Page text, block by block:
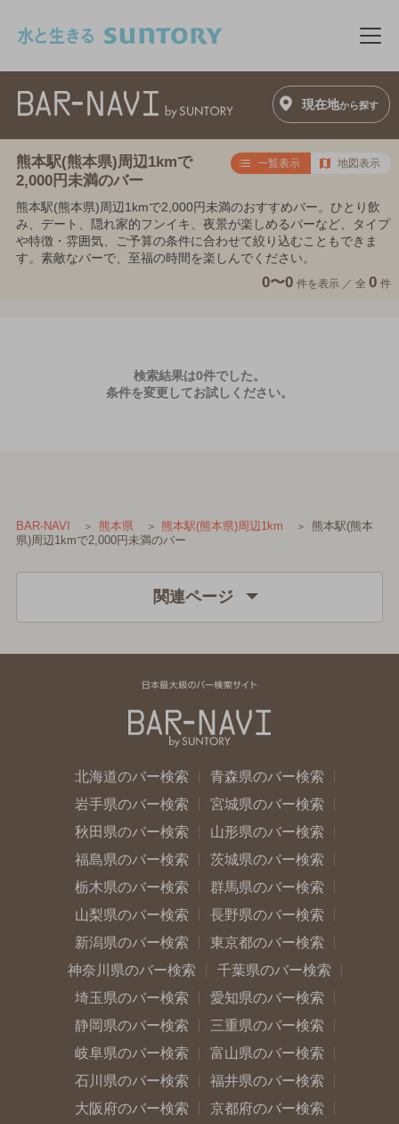
メ
現在地から探す
熊本駅(熊本県)周辺1kmで
2,000円未満のバー
一覧表示 地図表示
熊本駅(熊本県)周辺1kmで2,000円未満のおすすめバー。ひとり飲
み、デート、隠れ家的フンイキ、夜景が楽しめるバーなど、タイプ
や特徴・雰囲気、ご予算の条件に合わせて絞り込むこともできま
す。素敵なバーで、至福の時間を楽しんでください。
0〜0 件を表示 ／ 全 0 件
検索結果は0件でした。
条件を変更してお試しください。
BAR-NAVI 熊本県 熊本駅(熊本県)周辺1km
熊本駅(熊本
県)周辺1kmで2,000円未満のバー
関連ページ
北海道のバー検索
青森県のバー検索
岩手県のバー検索
宮城県のバー検索
秋田県のバー検索
山形県のバー検索
福島県のバー検索
茨城県のバー検索
栃木県のバー検索
群馬県のバー検索
山梨県のバー検索
長野県のバー検索
新潟県のバー検索
東京都のバー検索
神奈川県のバー検索
千葉県のバー検索
埼玉県のバー検索
愛知県のバー検索
静岡県のバー検索
三重県のバー検索
岐阜県のバー検索
富山県のバー検索
石川県のバー検索
福井県のバー検索
大阪府のバー検索
京都府のバー検索